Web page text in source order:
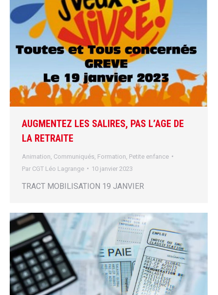
AUGMENTEZ LES SALIRES, PAS L’AGE DE
LA RETRAITE
Animation Communiqués Formation Petite enfance
Par CGT Léo Lagrange 10 janvier 2023
TRACT MOBILISATION 19 JANVIER